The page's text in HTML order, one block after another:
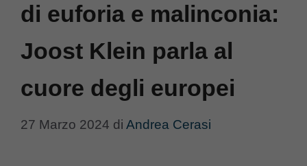
di euforia e malinconia:
Joost Klein parla al
cuore degli europei
27 Marzo 2024 di Andrea Cerasi